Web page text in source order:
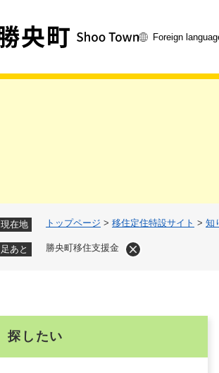
Foreign
現在地 トップページ > 移住定住特設サイト > 知
足あと 勝央町移住支援金
探したい